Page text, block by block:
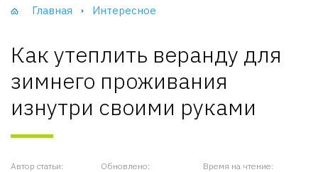
Главная Интересное
Как утеплить веранду для
зимнего проживания
изнутри своими руками
Автор статьи: Обновлено: Время на чтение: